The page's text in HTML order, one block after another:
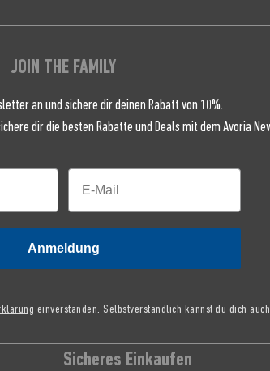
JOIN THE FAMILY
an und sichere dir deinen Rabatt von 10%.
dir die besten Rabatte und Deals mit dem Avoria
Anmeldung
einverstanden. Selbstverständlich kannst du dich
Sicheres Einkaufen